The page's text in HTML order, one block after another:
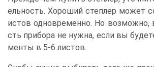
ельность. Хороший степлер может
истов одновременно. Но возможно,
сть прибора не нужна, если вы
менты в 5-6 листов.